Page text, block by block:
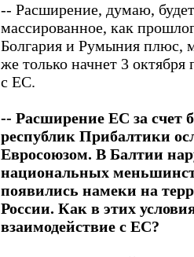
-- Расширение, думаю,
массированное, как
Болгария и Румыния плюс,
же только начнет 3 октября
с ЕС.
-- Расширение ЕС за счет
республик Прибалтики
Евросоюзом. В Балтии
национальных
появились намеки на
России. Как в этих
взаимодействие с ЕС?